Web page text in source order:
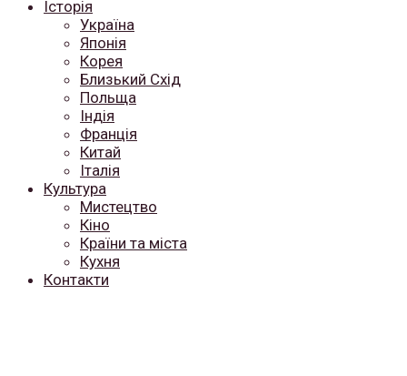
Історія
Україна
Японія
Корея
Близький Схід
Польща
Індія
Франція
Китай
Італія
Культура
Мистецтво
Кіно
Країни та міста
Кухня
Контакти